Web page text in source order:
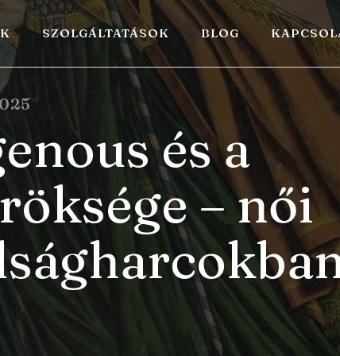
SZOLGÁLTATÁSOK BLOG
és a
– női